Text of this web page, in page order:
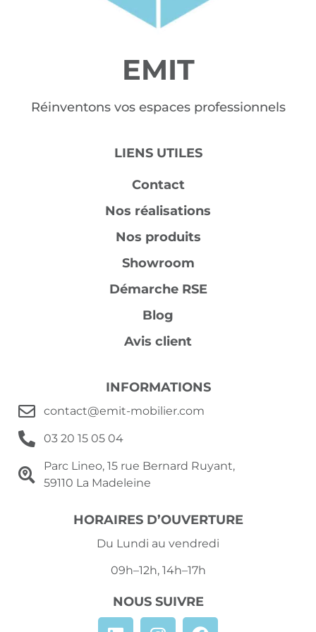
EMIT
Réinventons vos espaces professionnels
LIENS UTILES
Contact
Nos réalisations
Nos produits
Showroom
Démarche RSE
Blog
Avis client
INFORMATIONS
contact@emit-mobilier.com
03 20 15 05 04
Parc Lineo, 15 rue Bernard Ruyant,
59110 La Madeleine
HORAIRES D’OUVERTURE
Du Lundi au vendredi
09h–12h, 14h–17h
NOUS SUIVRE